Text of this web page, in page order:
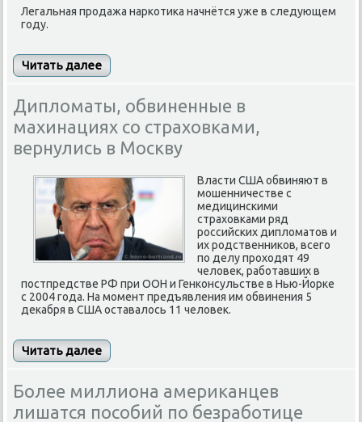
Легальная продажа наркотика начнётся уже в следующем
году.
Читать далее
Дипломаты, обвиненные в
махинациях со страховками,
вернулись в Москву
Власти США обвиняют в
мошенничестве с
медицинскими
страховками ряд
российских дипломатов и
их родственников, всего
по делу проходят 49
человек, работавших в
постпредстве РФ при ООН и Генконсульстве в Нью-Йорке
с 2004 года. На момент предъявления им обвинения 5
декабря в США оставалось 11 человек.
Читать далее
Более миллиона американцев
лишатся пособий по безработице